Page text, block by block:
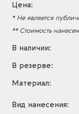
Цена:
* Не является
** Стоимость
В наличии:
В резерве:
Материал:
Вид нанесения: